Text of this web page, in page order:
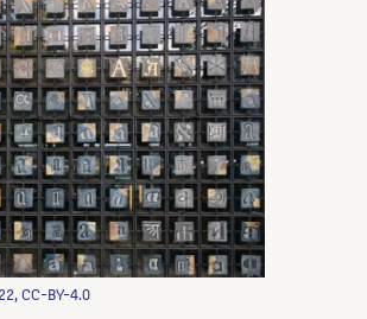
CC-BY-4.0